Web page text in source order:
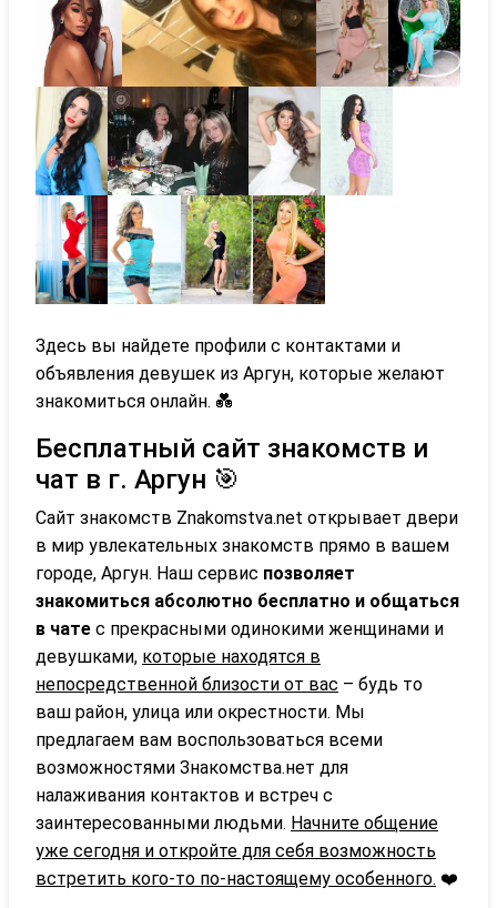
Здесь вы найдете профили с контактами и
объявления девушек из Аргун, которые желают
знакомиться онлайн. 💑
Бесплатный сайт знакомств и
чат в г. Аргун 🎯
Сайт знакомств Znakomstva.net открывает двери
в мир увлекательных знакомств прямо в вашем
городе, Аргун. Наш сервис позволяет
знакомиться абсолютно бесплатно и общаться
в чате с прекрасными одинокими женщинами и
девушками, которые находятся в
непосредственной близости от вас – будь то
ваш район, улица или окрестности. Мы
предлагаем вам воспользоваться всеми
возможностями Знакомства.нет для
налаживания контактов и встреч с
заинтересованными людьми. Начните общение
уже сегодня и откройте для себя возможность
встретить кого-то по-настоящему особенного. ❤️